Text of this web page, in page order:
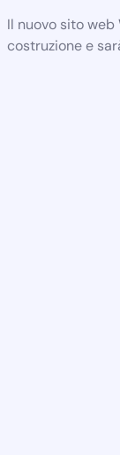
Il nuovo sito web
costruzione e